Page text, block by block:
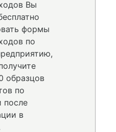
Вы
формы
по
образцов
по
после
в